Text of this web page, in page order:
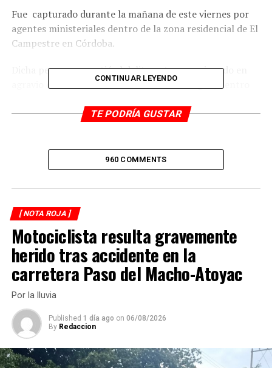
Fue capturado durante la mañana de este viernes por
agentes ministeriales dentro de la zona residencial de El
Campestre en Córdoba.
Dicha persona cometió el delito antes mencionado en
agravio de Rodolfo Gerardo Perdomo Sahagún, dentro
Dicha persona tendrá que enfrentar su proceso dentro
situación legal.
RELATED TOPICS:
DESPUÉS
¡Vuelve a nacer!
ANTES
Muere atrpellado
CONTINUAR LEYENDO
TE PODRÍA GUSTAR
960 COMMENTS
[ NOTA ROJA ]
Motociclista resulta gravemente
herido tras accidente en la
carretera Paso del Macho-Atoyac
Por la lluvia
Published 1 día ago on 06/08/2026
By Redaccion